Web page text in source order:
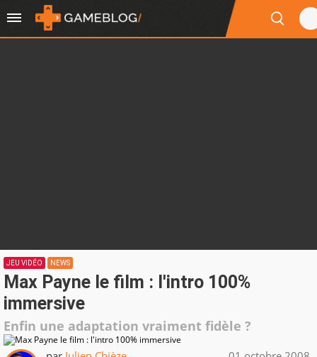
JEU VIDÉO NEWS
Max Payne le film : l'intro 100%
immersive
Enfin une adaptation vraiment fidèle ?